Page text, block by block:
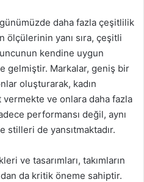
daha fazla çeşitlilik
ölçülerinin yanı sıra, çeşitli
kendine uygun
gelmiştir. Markalar, geniş bir
oluşturarak, kadın
vermekte ve onlara daha fazla
performansı değil, aynı
stilleri de yansıtmaktadır.
ve tasarımları, takımların
da kritik öneme sahiptir.